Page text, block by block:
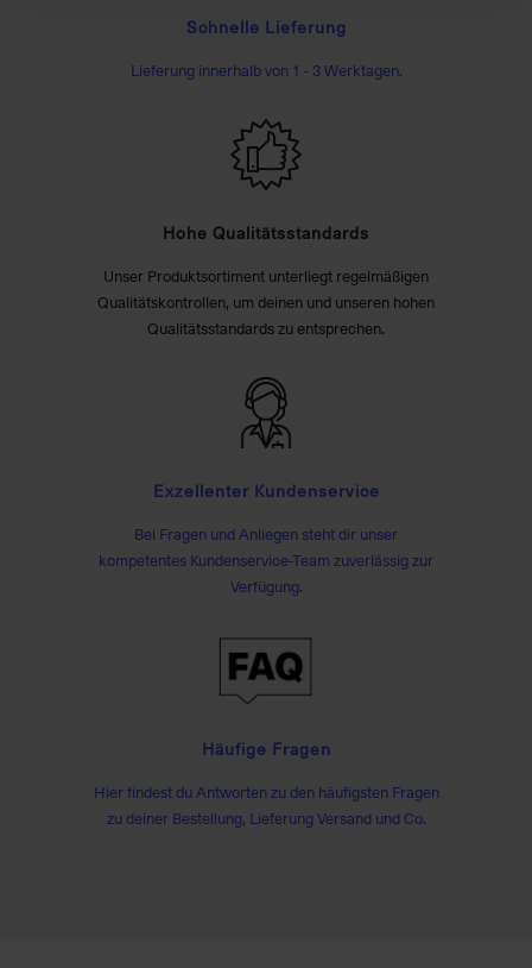
Schnelle Lieferung
Lieferung innerhalb von 1 - 3 Werktagen.
Hohe Qualitätsstandards
Unser Produktsortiment unterliegt regelmäßigen
Qualitätskontrollen, um deinen und unseren hohen
Qualitätsstandards zu entsprechen.
Exzellenter Kundenservice
Bei Fragen und Anliegen steht dir unser
kompetentes Kundenservice-Team zuverlässig zur
Verfügung.
Häufige Fragen
Hier findest du Antworten zu den häufigsten Fragen
zu deiner Bestellung, Lieferung Versand und Co.